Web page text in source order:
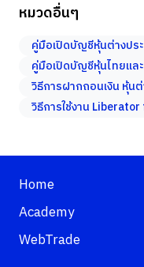
หมวดอื่นๆ
คู่มือเปิดบัญชีหุ้นต่างปร
คู่มือเปิดบัญชีหุ้นไทยแล
วิธีการฝากถอนเงิน หุ้น
วิธีการใช้งาน Liberator
Home
Academy
WebTrade